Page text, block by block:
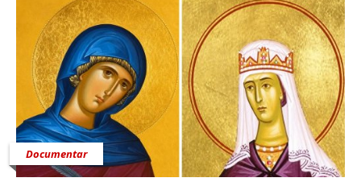
Documentar